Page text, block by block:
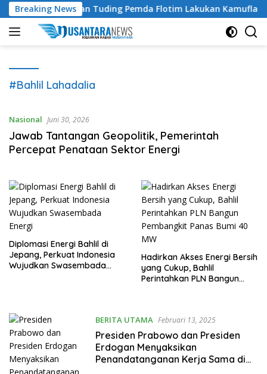
Langsung
ke
konten
Breaking News
Lamawuran Tuding Pemda Flotim Lakukan Kamuflase
#Bahlil Lahadalia
Nasional Juni 30, 2026
Jawab Tantangan Geopolitik, Pemerintah
Percepat Penataan Sektor Energi
Diplomasi Energi Bahlil di
Jepang, Perkuat Indonesia
Wujudkan Swasembada
Hadirkan Akses Energi Bersih
yang Cukup, Bahlil
Perintahkan PLN Bangun
BERITA UTAMA Februari 13, 2025
Presiden Prabowo dan Presiden
Erdogan Menyaksikan
Penandatanganan Kerja Sama di